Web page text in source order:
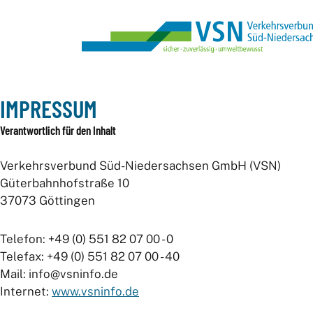
IMPRESSUM
Verantwortlich für den Inhalt
Verkehrsverbund Süd-Niedersachsen GmbH (VSN)
Güterbahnhofstraße 10
37073 Göttingen
Telefon: +49 (0) 551 82 07 00 - 0
Telefax: +49 (0) 551 82 07 00 - 40
Mail: info@vsninfo.de
Internet: www.vsninfo.de